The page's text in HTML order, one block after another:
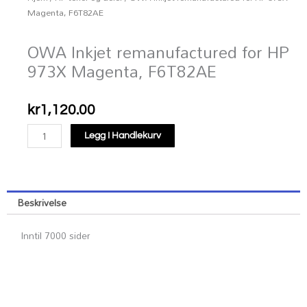
Magenta, F6T82AE
OWA Inkjet remanufactured for HP
973X Magenta, F6T82AE
kr1,120.00
OWA
Inkjet
HP
973X
F6T82AE
Legg I Handlekurv
Beskrivelse
Inntil 7000 sider